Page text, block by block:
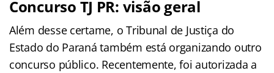
Concurso TJ PR: visão geral
Além desse certame, o Tribunal de Justiça do
Estado do Paraná também está organizando outro
concurso público. Recentemente, foi autorizada a